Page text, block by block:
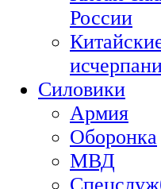
России
Силовики
Армия
Оборонка
МВД